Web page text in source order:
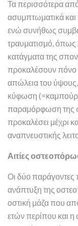
Τα περισσότερα
ασυμπτωματικά και
ενώ συνήθως
τραυματισμό, όπως
κατάγματα της
προκαλέσουν πόνο
απώλεια του
κύφωση
παραμόρφωση της
προκαλέσει μέχρι
αναπνευστικής
Αιτίες
Οι δύο παράγοντες
ανάπτυξη της
οστική μάζα που
ετών περίπου και